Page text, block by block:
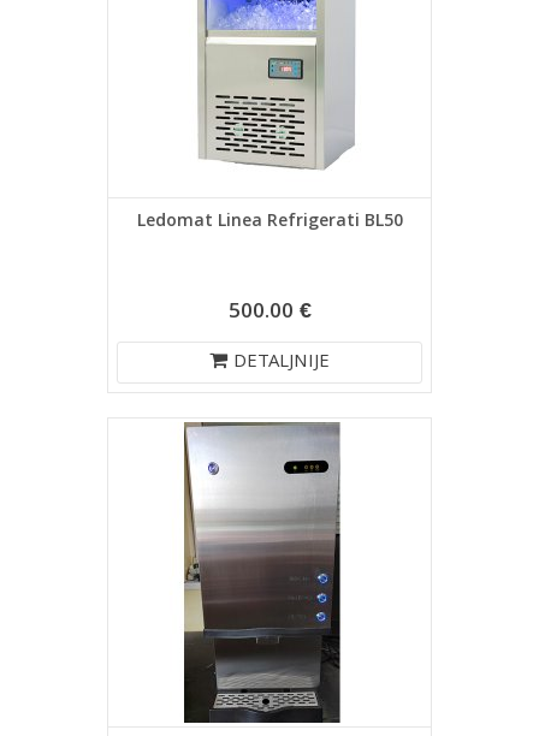
Ledomat Linea Refrigerati BL50
500.00 €
DETALJNIJE